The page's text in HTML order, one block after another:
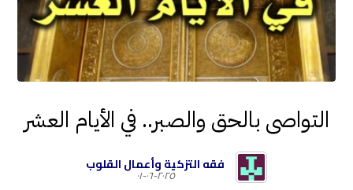
التواصى بالحق والصبر.. في الأيام العشر
فقه التزكية وأعمال القلوب
٢٠٢٥-٠٦-٠١